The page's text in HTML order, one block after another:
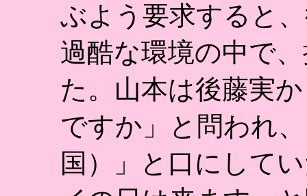
ぶよう要求すると
過酷な環境の中で
た。山本は後藤実
ですか」と問われ
国）」と口にして